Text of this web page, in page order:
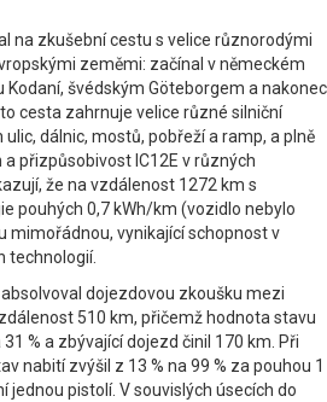
na zkušební cestu s velice různorodými
zeměmi: začínal v německém
Kodaní, švédským Göteborgem a nakonec
cesta zahrnuje velice různé silniční
dálnic, mostů, pobřeží a ramp, a plně
přizpůsobivost IC12E v různých
že na vzdálenost 1272 km s
pouhých 0,7 kWh/km (vozidlo nebylo
mimořádnou, vynikající schopnost v
technologií.
dojezdovou zkoušku mezi
510 km, přičemž hodnota stavu
% a zbývající dojezd činil 170 km. Při
nabití zvýšil z 13 % na 99 % za pouhou 1
jednou pistolí. V souvislých úsecích do